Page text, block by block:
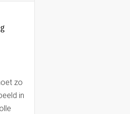
zo
in